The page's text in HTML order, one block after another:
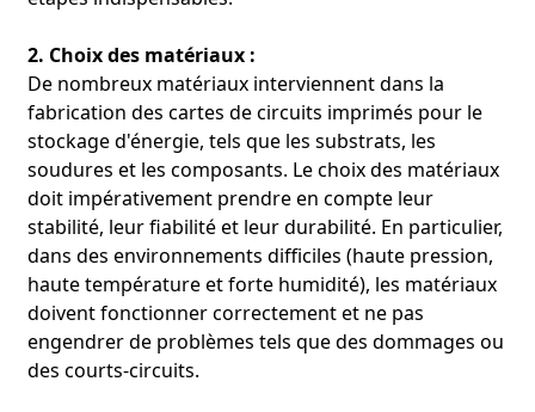
2. Choix des matériaux :
De nombreux matériaux interviennent dans la
fabrication des cartes de circuits imprimés pour le
stockage d'énergie, tels que les substrats, les
soudures et les composants. Le choix des matériaux
doit impérativement prendre en compte leur
stabilité, leur fiabilité et leur durabilité. En particulier,
dans des environnements difficiles (haute pression,
haute température et forte humidité), les matériaux
doivent fonctionner correctement et ne pas
engendrer de problèmes tels que des dommages ou
des courts-circuits.